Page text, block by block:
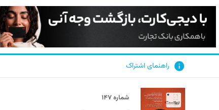
راهنمای اشتراک
شماره ۱۴۷